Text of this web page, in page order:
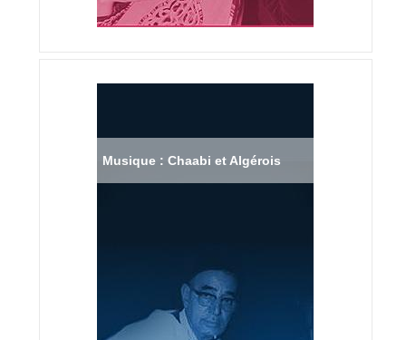
Musique : Chaabi et Algérois